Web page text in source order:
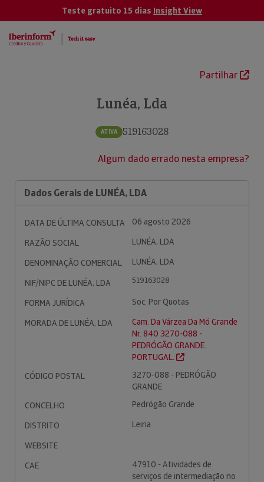
Teste gratuito 15 dias Insight View
Partilhar
Lunéa, Lda
ATIVA 519163028
Algum dado errado nesta empresa?
Dados Gerais de LUNÉA, LDA
DATA DE ÚLTIMA CONSULTA
06 agosto 2026
RAZÃO SOCIAL
LUNÉA, LDA
DENOMINAÇÃO COMERCIAL
LUNÉA, LDA
NIF/NIPC DE LUNÉA, LDA
519163028
FORMA JURÍDICA
Soc. Por Quotas
MORADA DE LUNÉA, LDA
Cam. Da Várzea Da Mó Grande
Nr. 840 3270-088 -
PEDRÓGÃO GRANDE.
PORTUGAL.
CÓDIGO POSTAL
3270-088 - PEDRÓGÃO
GRANDE
CONCELHO
Pedrógão Grande
DISTRITO
Leiria
WEBSITE
CAE
47910 - Atividades de
serviços de intermediação no